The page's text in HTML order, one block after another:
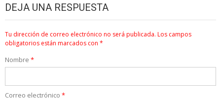
DEJA UNA RESPUESTA
Tu dirección de correo electrónico no será publicada. Los campos
obligatorios están marcados con *
Nombre *
Correo electrónico *